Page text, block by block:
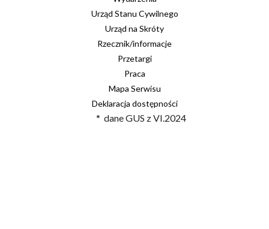
Urząd Stanu Cywilnego
Urząd na Skróty
Rzecznik/informacje
Przetargi
Praca
Mapa Serwisu
Deklaracja dostępności
* dane GUS z VI.2024